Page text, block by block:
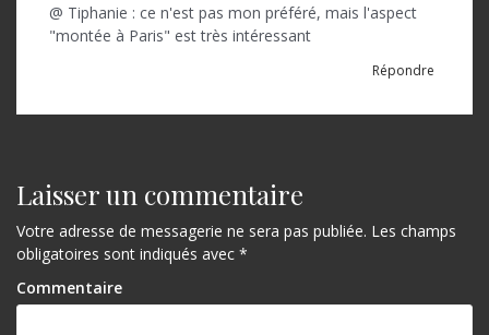
@ Tiphanie : ce n'est pas mon préféré, mais l'aspect
"montée à Paris" est très intéressant
Répondre
Laisser un commentaire
Votre adresse de messagerie ne sera pas publiée. Les champs
obligatoires sont indiqués avec *
Commentaire